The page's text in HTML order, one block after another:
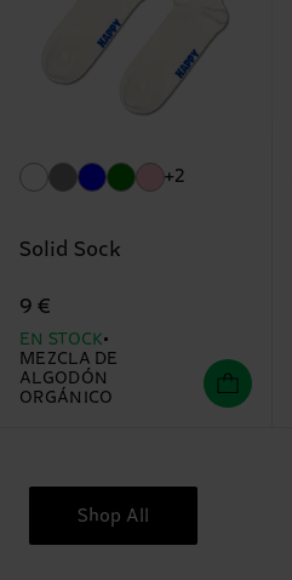
+2
Solid Sock
9 €
EN STOCK
MEZCLA DE
ALGODÓN
ORGÁNICO
Shop All